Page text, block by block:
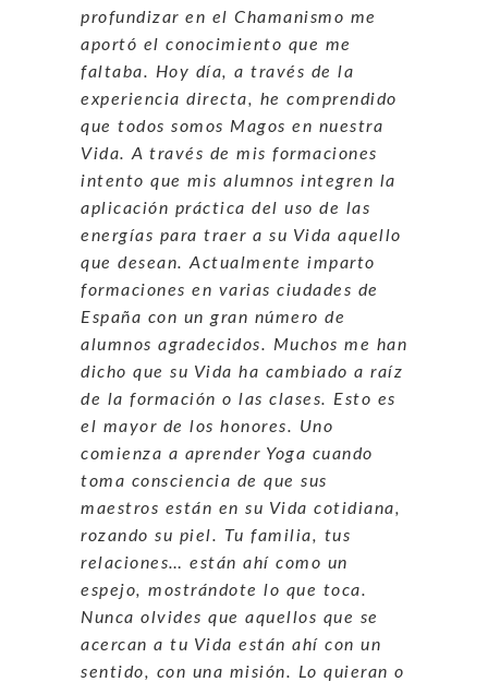
profundizar en el Chamanismo me
aportó el conocimiento que me
faltaba. Hoy día, a través de la
experiencia directa, he comprendido
que todos somos Magos en nuestra
Vida. A través de mis formaciones
intento que mis alumnos integren la
aplicación práctica del uso de las
energías para traer a su Vida aquello
que desean. Actualmente imparto
formaciones en varias ciudades de
España con un gran número de
alumnos agradecidos. Muchos me han
dicho que su Vida ha cambiado a raíz
de la formación o las clases. Esto es
el mayor de los honores. Uno
comienza a aprender Yoga cuando
toma consciencia de que sus
maestros están en su Vida cotidiana,
rozando su piel. Tu familia, tus
relaciones… están ahí como un
espejo, mostrándote lo que toca.
Nunca olvides que aquellos que se
acercan a tu Vida están ahí con un
sentido, con una misión. Lo quieran o